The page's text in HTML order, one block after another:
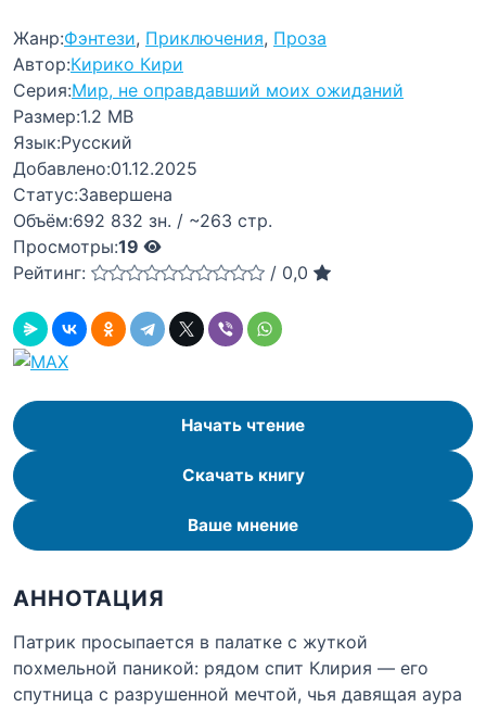
Жанр:Фэнтези, Приключения, Проза
Автор:Кирико Кири
Серия:Мир, не оправдавший моих ожиданий
Размер:1.2 MB
Язык:Русский
Добавлено:01.12.2025
Статус:Завершена
Объём:692 832 зн. / ~263 стр.
Просмотры:19
Рейтинг:
/ 0,0
Начать чтение
Скачать книгу
Ваше мнение
АННОТАЦИЯ
Патрик просыпается в палатке с жуткой
похмельной паникой: рядом спит Клирия — его
спутница с разрушенной мечтой, чья давящая аура